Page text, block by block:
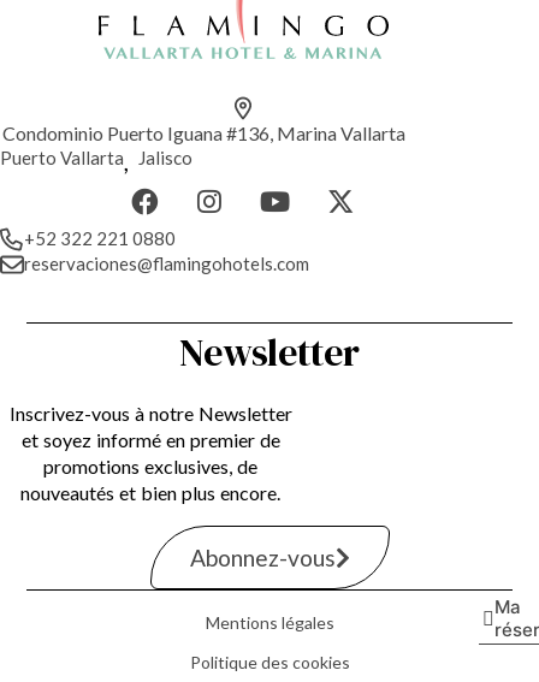
Condominio Puerto Iguana #136, Marina Vallarta
Puerto Vallarta, Jalisco
+52 322 221 0880
reservaciones@flamingohotels.com
Newsletter
Inscrivez-vous à notre Newsletter
et soyez informé en premier de
promotions exclusives, de
nouveautés et bien plus encore.
Abonnez-vous
Mentions légales
Politique des cookies
Ma